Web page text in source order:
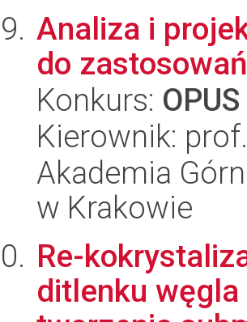
Analiza i
do
Konkurs:
Kierownik:
Akademia
w Krakowie
Re-
ditlenku